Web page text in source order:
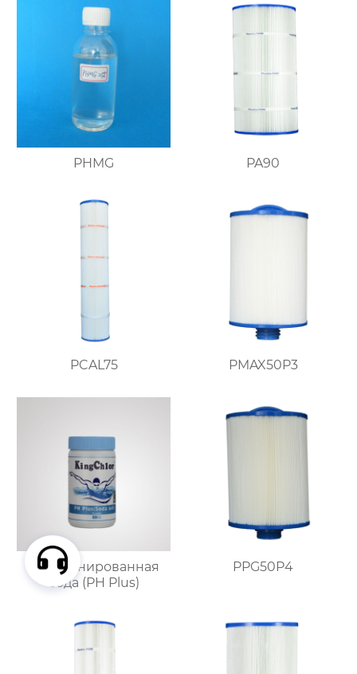
PHMG PA90
PCAL75 PMAX50P3
Кальцинированная
сода (PH Plus)
PPG50P4